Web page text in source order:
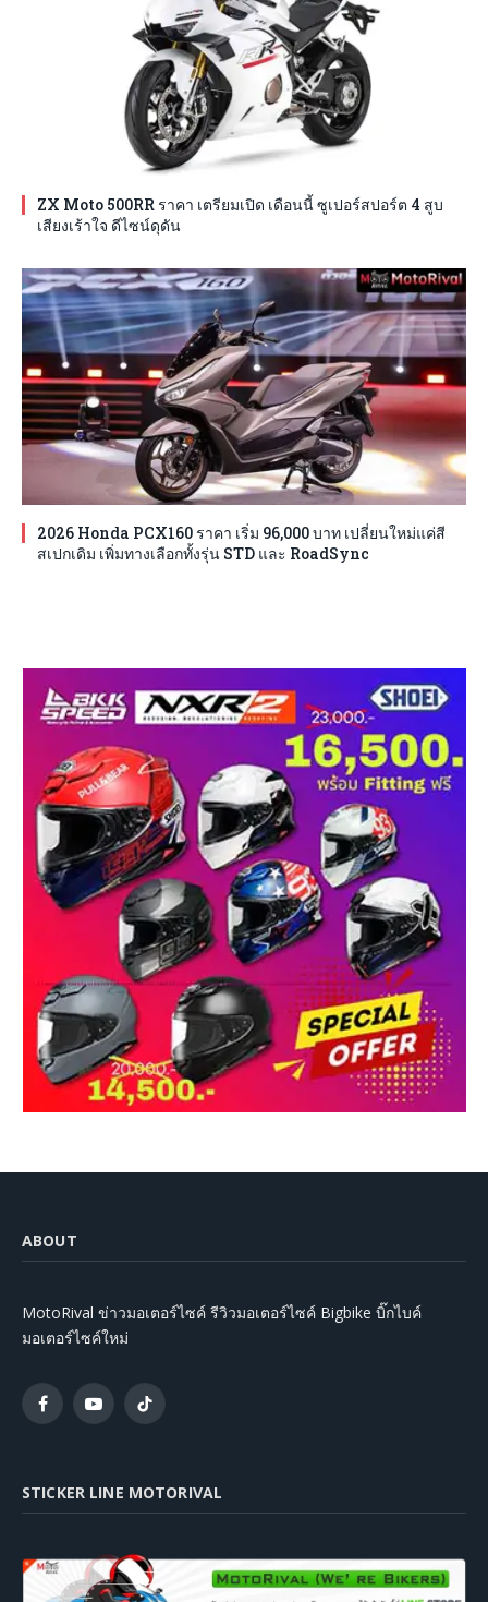
ZX Moto 500RR ราคา เตรียมเปิด เดือนนี้ ซูเปอร์สปอร์ต 4 สูบ
เสียงเร้าใจ ดีไซน์ดุดัน
2026 Honda PCX160 ราคา เริ่ม 96,000 บาท เปลี่ยนใหม่แค่สี
สเปกเดิม เพิ่มทางเลือกทั้งรุ่น STD และ RoadSync
ABOUT
MotoRival ข่าวมอเตอร์ไซค์ รีวิวมอเตอร์ไซค์ Bigbike บิ๊กไบค์
มอเตอร์ไซค์ใหม่
FacebookYouTubeTikTok
STICKER LINE MOTORIVAL